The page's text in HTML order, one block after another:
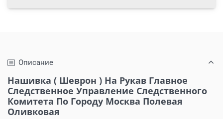
Описание
Нашивка ( Шеврон ) На Рукав Главное
Следственное Управление Следственного
Комитета По Городу Москва Полевая
Оливковая